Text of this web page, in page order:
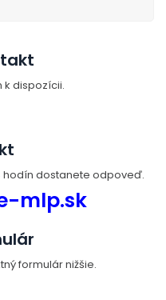
k dispozícii.
hodín dostanete odpoveď.
mlp.sk
formulár nižšie.